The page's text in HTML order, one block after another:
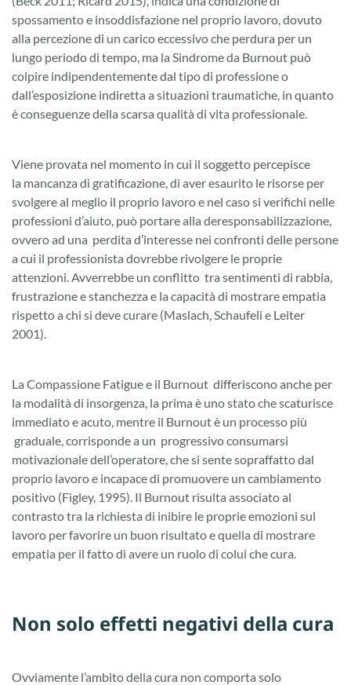
spossamento e insoddisfazione nel proprio lavoro, dovuto
alla percezione di un carico eccessivo che perdura per un
lungo periodo di tempo, ma la Sindrome da Burnout può
colpire indipendentemente dal tipo di professione o
dall’esposizione indiretta a situazioni traumatiche, in quanto
è conseguenze della scarsa qualità di vita professionale.
Viene provata nel momento in cui il soggetto percepisce
la mancanza di gratificazione, di aver esaurito le risorse per
svolgere al meglio il proprio lavoro e nel caso si verifichi nelle
professioni d’aiuto, può portare alla deresponsabilizzazione,
ovvero ad una perdita d’interesse nei confronti delle persone
a cui il professionista dovrebbe rivolgere le proprie
attenzioni. Avverrebbe un conflitto tra sentimenti di rabbia,
frustrazione e stanchezza e la capacità di mostrare empatia
rispetto a chi si deve curare (Maslach, Schaufeli e Leiter
2001).
La Compassione Fatigue e il Burnout differiscono anche per
la modalità di insorgenza, la prima è uno stato che scaturisce
immediato e acuto, mentre il Burnout è un processo più
graduale, corrisponde a un progressivo consumarsi
motivazionale dell’operatore, che si sente sopraffatto dal
proprio lavoro e incapace di promuovere un cambiamento
positivo (Figley, 1995). Il Burnout risulta associato al
contrasto tra la richiesta di inibire le proprie emozioni sul
lavoro per favorire un buon risultato e quella di mostrare
empatia per il fatto di avere un ruolo di colui che cura.
Non solo effetti negativi della cura
Ovviamente l’ambito della cura non comporta solo